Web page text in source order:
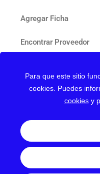
Agregar Ficha
Encontrar Proveedor
Nuestro Blog
Web protegida con
Para que este sitio
cookies. Puedes
cookiesy